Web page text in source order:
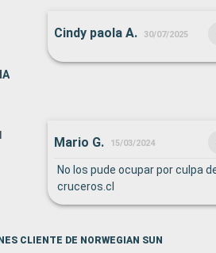
Cindy paola A. 30/07/2025
Mario G. 15/03/2024
No los pude ocupar por culpa
cruceros.cl
CLIENTE DE NORWEGIAN SUN